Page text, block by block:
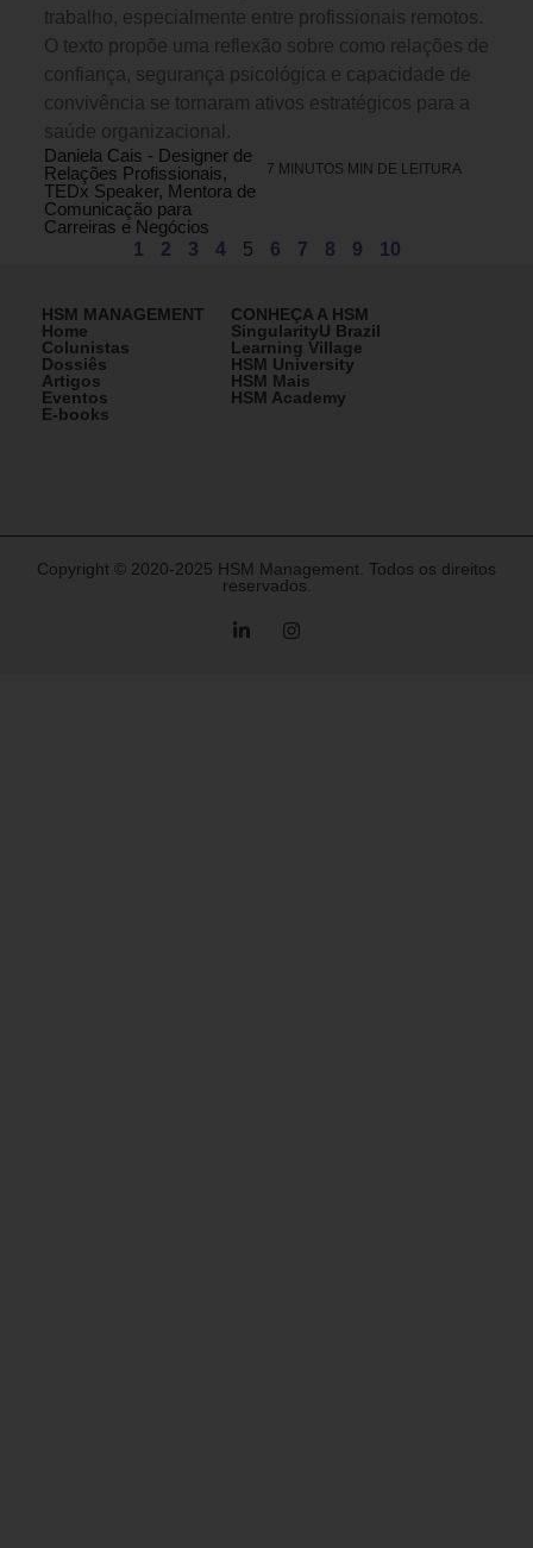
trabalho, especialmente entre profissionais remotos.
O texto propõe uma reflexão sobre como relações de
confiança, segurança psicológica e capacidade de
convivência se tornaram ativos estratégicos para a
saúde organizacional.
Daniela Cais - Designer de
Relações Profissionais,
TEDx Speaker, Mentora de
Comunicação para
Carreiras e Negócios
7 MINUTOS MIN DE LEITURA
1 2 3 4 5 6 7 8 9 10
HSM MANAGEMENT
Home
Colunistas
Dossiês
Artigos
Eventos
E-books
CONHEÇA A HSM
SingularityU Brazil
Learning Village
HSM University
HSM Mais
HSM Academy
Copyright © 2020-2025 HSM Management. Todos os direitos
reservados.